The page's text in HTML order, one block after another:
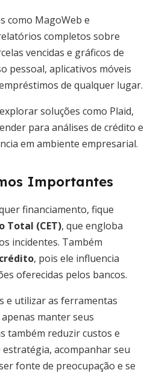
como MagoWeb e
completos sobre
vencidas e gráficos de
pessoal, aplicativos móveis
de qualquer lugar.
soluções como Plaid,
para análises de crédito e
em ambiente empresarial.
Importantes
financiamento, fique
Total (CET), que engloba
incidentes. Também
, pois ele influencia
oferecidas pelos bancos.
e utilizar as ferramentas
manter seus
também reduzir custos e
estratégia, acompanhar seu
fonte de preocupação e se